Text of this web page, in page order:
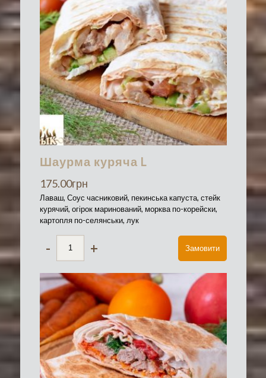
Шаурма куряча L
175.00грн
Лаваш, Соус часниковий, пекинська капуста, стейк
курячий, огірок маринований, морква по-корейски,
картопля по-селянськи, лук
- + Замовити